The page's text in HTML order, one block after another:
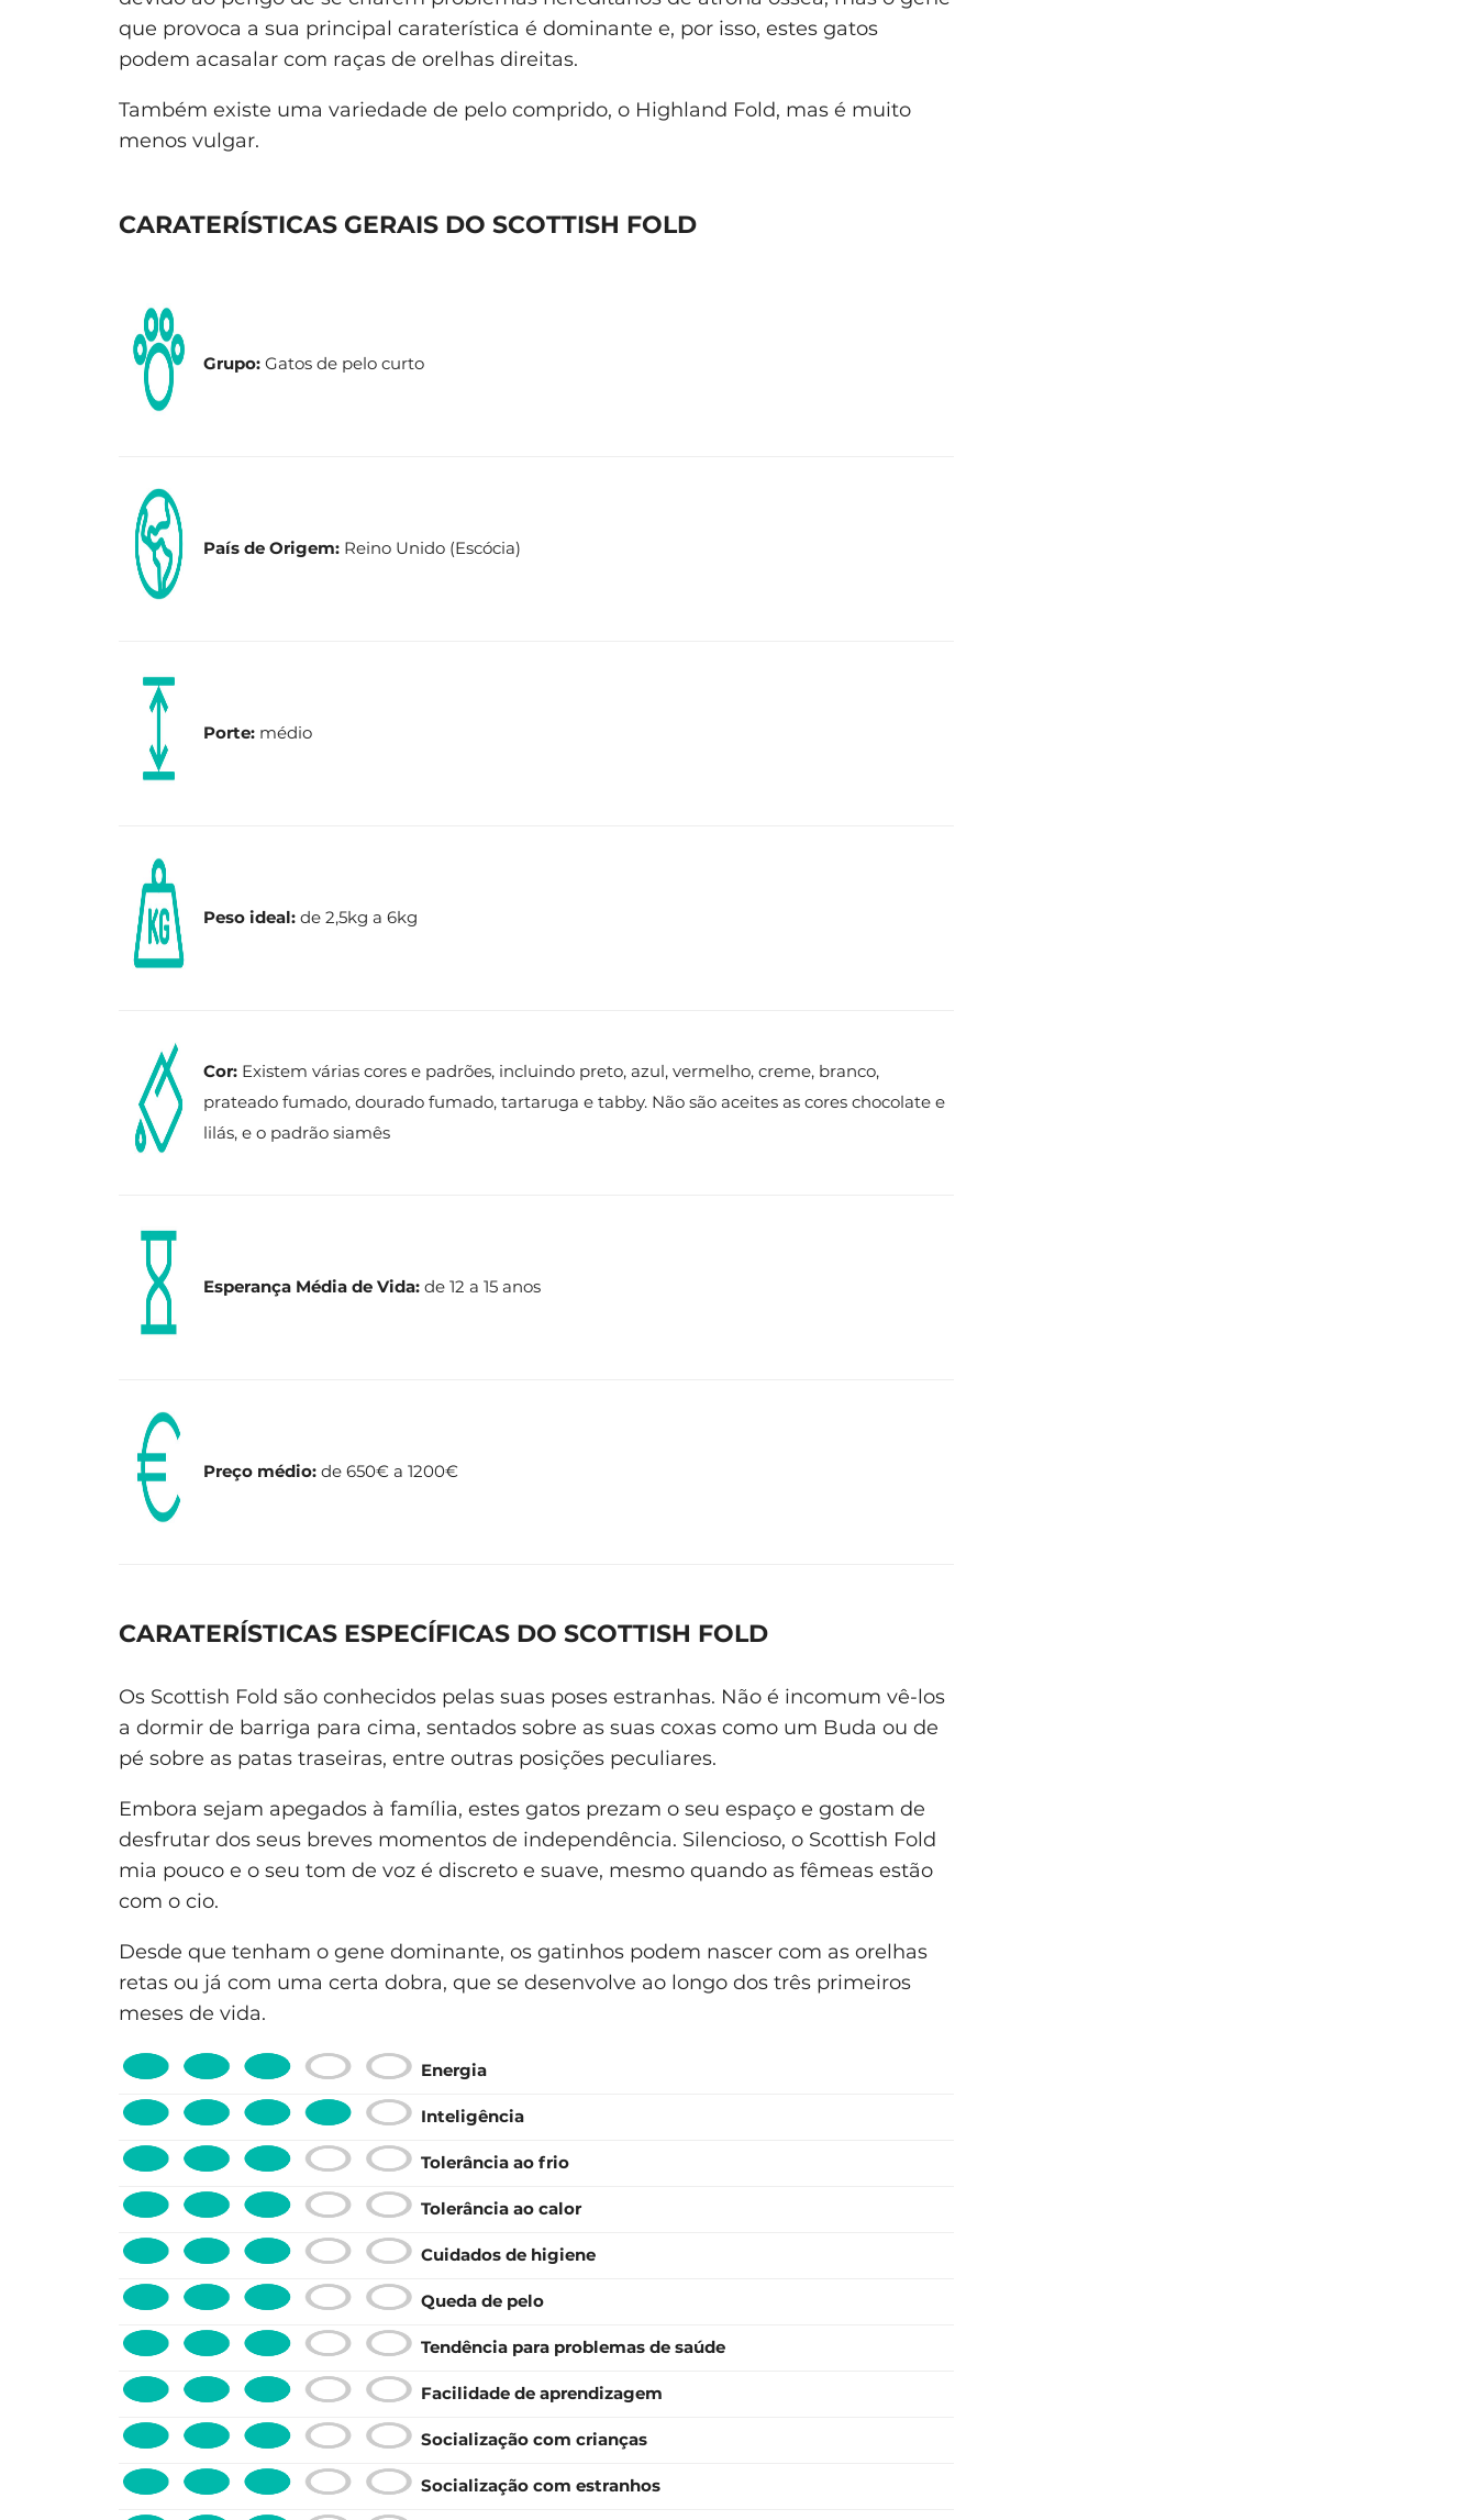
que provoca a sua principal caraterística é dominante e, por isso, estes gatos
podem acasalar com raças de orelhas direitas.
Também existe uma variedade de pelo comprido, o Highland Fold, mas é muito
menos vulgar.
CARATERÍSTICAS GERAIS DO SCOTTISH FOLD
Grupo: Gatos de pelo curto
País de Origem: Reino Unido (Escócia)
Porte: médio
Peso ideal: de 2,5kg a 6kg
Cor: Existem várias cores e padrões, incluindo preto, azul, vermelho, creme, branco,
prateado fumado, dourado fumado, tartaruga e tabby. Não são aceites as cores chocolate e
lilás, e o padrão siamês
Esperança Média de Vida: de 12 a 15 anos
Preço médio: de 650€ a 1200€
CARATERÍSTICAS ESPECÍFICAS DO SCOTTISH FOLD
Os Scottish Fold são conhecidos pelas suas poses estranhas. Não é incomum vê-los
a dormir de barriga para cima, sentados sobre as suas coxas como um Buda ou de
pé sobre as patas traseiras, entre outras posições peculiares.
Embora sejam apegados à família, estes gatos prezam o seu espaço e gostam de
desfrutar dos seus breves momentos de independência. Silencioso, o Scottish Fold
mia pouco e o seu tom de voz é discreto e suave, mesmo quando as fêmeas estão
com o cio.
Desde que tenham o gene dominante, os gatinhos podem nascer com as orelhas
retas ou já com uma certa dobra, que se desenvolve ao longo dos três primeiros
meses de vida.
Energia
Inteligência
Tolerância ao frio
Tolerância ao calor
Cuidados de higiene
Queda de pelo
Tendência para problemas de saúde
Facilidade de aprendizagem
Socialização com crianças
Socialização com estranhos